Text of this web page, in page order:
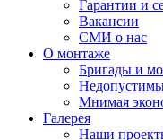
Гарантии и
Вакансии
СМИ о нас
О монтаже
Бригады и
Мнимая
Галерея
Наши